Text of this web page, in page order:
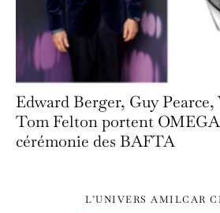
Edward Berger, Guy
Tom Felton portent OMEGA
cérémonie des BAFTA
L’UNIVERS AMILCAR